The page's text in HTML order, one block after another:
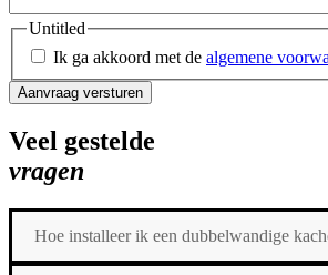
Untitled
Ik ga akkoord met de algemene
Veel gestelde
vragen
Hoe installeer ik een dubbelwandige